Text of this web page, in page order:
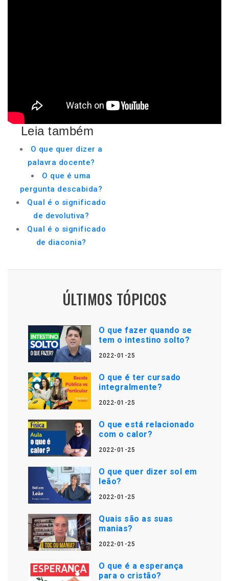
Leia também
O que quer dizer a
palavra docente?
O que é uma
pergunta descabida?
Qual é o significado
de devolutiva?
Qual é o significado
de diaconia?
ÚLTIMOS TÓPICOS
O que fazer quando se
tem o intestino solto?
2022-01-25
O que é ter cursado
integralmente?
2022-01-25
O que está relacionado
com o calor?
2022-01-25
O que quer dizer sol em
leão?
2022-01-25
Quais são as suas
manias?
2022-01-25
O que é a esperança
para o cristão?